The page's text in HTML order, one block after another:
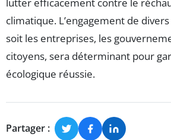
climatique. L’engagement de
soit les entreprises, les
citoyens, sera déterminant pour
écologique réussie.
Partager :